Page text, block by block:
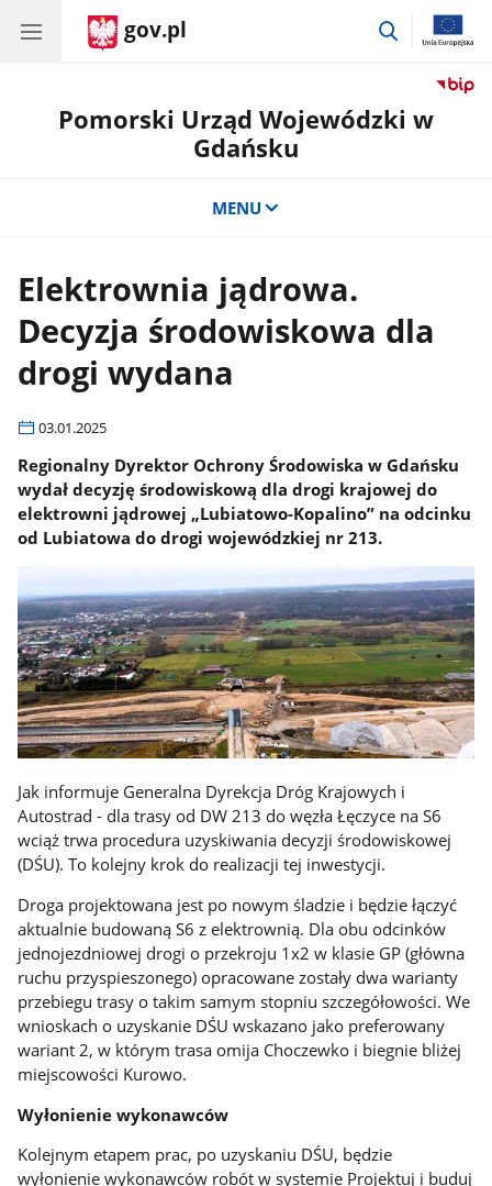
gov.pl
przejdź
Pomorski Urząd Wojewódzki w
Gdańsku
MENU
Elektrownia jądrowa.
Decyzja środowiskowa dla
drogi wydana
03.01.2025
Regionalny Dyrektor Ochrony Środowiska w Gdańsku
wydał decyzję środowiskową dla drogi krajowej do
elektrowni jądrowej „Lubiatowo-Kopalino” na odcinku
od Lubiatowa do drogi wojewódzkiej nr 213.
Jak informuje Generalna Dyrekcja Dróg Krajowych i
Autostrad - dla trasy od DW 213 do węzła Łęczyce na S6
wciąż trwa procedura uzyskiwania decyzji środowiskowej
(DŚU). To kolejny krok do realizacji tej inwestycji.
Droga projektowana jest po nowym śladzie i będzie łączyć
aktualnie budowaną S6 z elektrownią. Dla obu odcinków
jednojezdniowej drogi o przekroju 1x2 w klasie GP (główna
ruchu przyspieszonego) opracowane zostały dwa warianty
przebiegu trasy o takim samym stopniu szczegółowości. We
wnioskach o uzyskanie DŚU wskazano jako preferowany
wariant 2, w którym trasa omija Choczewko i biegnie bliżej
miejscowości Kurowo.
Wyłonienie wykonawców
Kolejnym etapem prac, po uzyskaniu DŚU, będzie
wyłonienie wykonawców robót w systemie Projektuj i buduj